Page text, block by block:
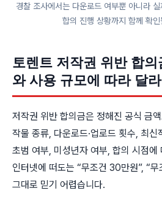
경찰 조사에서는 다운로드 여부뿐 아니라
합의 진행 상황까지 함께 확
토렌트 저작권 위반 합
와 사용 규모에 따라 달
저작권 위반 합의금은 정해진 공식 금
작물 종류, 다운로드·업로드 횟수, 최
초범 여부, 미성년자 여부, 합의 시점에
인터넷에 떠도는 “무조건 30만원”, “
그대로 믿기 어렵습니다.